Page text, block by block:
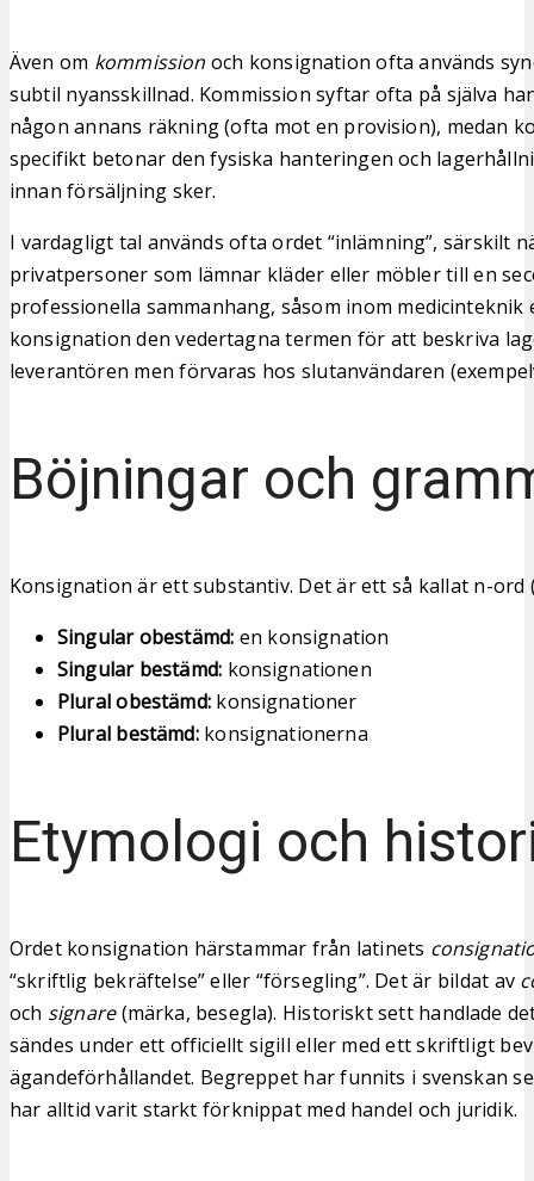
Även om kommission och konsignation ofta används
subtil nyansskillnad. Kommission syftar ofta på själva
någon annans räkning (ofta mot en provision), medan
specifikt betonar den fysiska hanteringen och
innan försäljning sker.
I vardagligt tal används ofta ordet “inlämning”, särskilt
privatpersoner som lämnar kläder eller möbler till en
professionella sammanhang, såsom inom
konsignation den vedertagna termen för att beskriva
leverantören men förvaras hos slutanvändaren
Böjningar och
Konsignation är ett substantiv. Det är ett så kallat n-ord
Singular obestämd: en konsignation
Singular bestämd: konsignationen
Plural obestämd:konsignationer
Plural bestämd:konsignationerna
Etymologi och
Ordet konsignation härstammar från latinets
“skriftlig bekräftelse” eller “försegling”. Det är bildat av
och signare(märka, besegla). Historiskt sett handlade
sändes under ett officiellt sigill eller med ett skriftligt
ägandeförhållandet. Begreppet har funnits i svenskan
har alltid varit starkt förknippat med handel och juridik.